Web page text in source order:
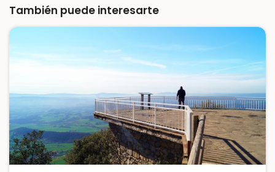
y que nos lleva por una ruta señalizada
hasta el Molí de Gósol,…
También puede interesarte